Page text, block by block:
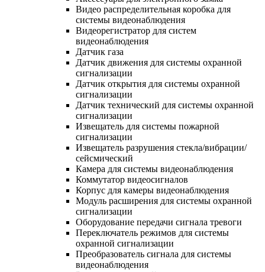
Видео распределительная коробка для
системы видеонаблюдения
Видеорегистратор для систем
видеонаблюдения
Датчик газа
Датчик движения для системы охранной
сигнализации
Датчик открытия для системы охранной
сигнализации
Датчик технический для системы охранной
сигнализации
Извещатель для системы пожарной
сигнализации
Извещатель разрушения стекла/вибрации/
сейсмический
Камера для системы видеонаблюдения
Коммутатор видеосигналов
Корпус для камеры видеонаблюдения
Модуль расширения для системы охранной
сигнализации
Оборудование передачи сигнала тревоги
Переключатель режимов для системы
охранной сигнализации
Преобразователь сигнала для системы
видеонаблюдения